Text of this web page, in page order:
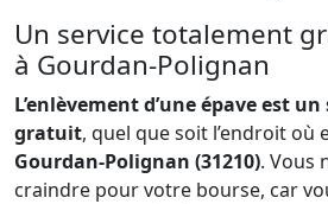
Un service totalement
à Gourdan-Polignan
L’enlèvement d’une épave est un
gratuit, quel que soit l’endroit où
Gourdan-Polignan (31210). Vous
craindre pour votre bourse, car